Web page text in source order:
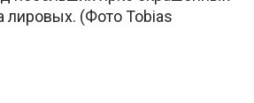
лировых. (Фото Tobias